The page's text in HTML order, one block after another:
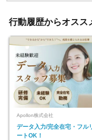
行動履歴からオスス
Apollon株式会社
データ入力/完全在宅・フル
ートOK！